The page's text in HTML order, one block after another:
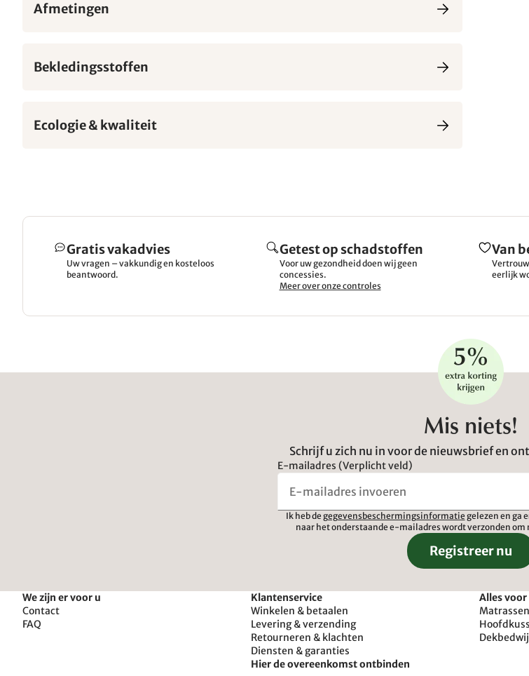
Afmetingen
Bekledingsstoffen
Ecologie & kwaliteit
Gratis vakadvies
Uw vragen – vakkundig en kosteloos
beantwoord.
Getest op schadstoffen
Voor uw gezondheid doen wij geen
concessies.
Meer over onze controles
Van
eerlijk
Mis niets!
Schrijf u zich nu in voor de nieuwsbrief en
E-mailadres (Verplicht veld)
Ik heb de gegevensbeschermingsinformatie gelezen en ga
naar het onderstaande e-mailadres wordt verzonden om
Registreer nu
We zijn er voor u
Contact
FAQ
Klantenservice
Winkelen & betaalen
Levering & verzending
Retourneren & klachten
Diensten & garanties
Hier de overeenkomst ontbinden
Alles